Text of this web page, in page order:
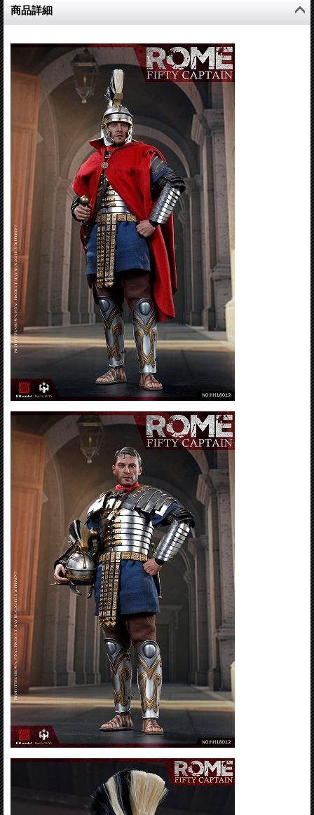
商品詳細